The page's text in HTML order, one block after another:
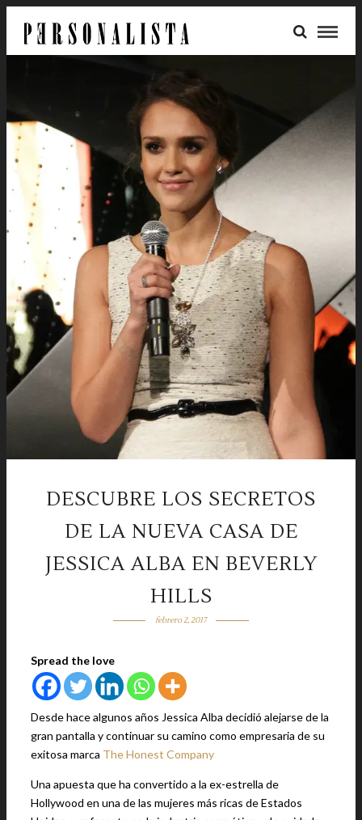
DESCUBRE LOS SECRETOS
DE LA NUEVA CASA DE
JESSICA ALBA EN BEVERLY
HILLS
febrero 2, 2017
Spread the love
Desde hace algunos años Jessica Alba decidió alejarse de la
gran pantalla y continuar su camino como empresaria de su
exitosa marca The Honest Company
Una apuesta que ha convertido a la ex-estrella de
Hollywood en una de las mujeres más ricas de Estados